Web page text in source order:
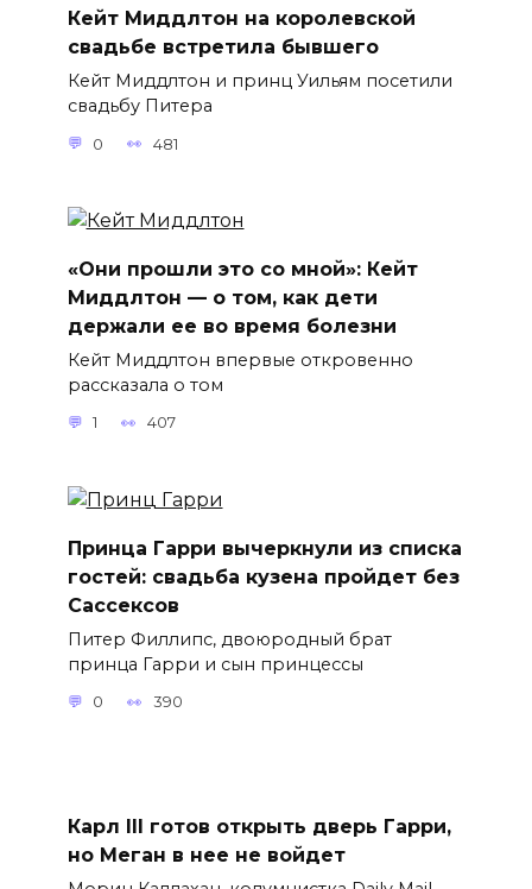
Кейт Миддлтон на королевской
свадьбе встретила бывшего
Кейт Миддлтон и принц Уильям посетили
свадьбу Питера
0 481
«Они прошли это со мной»: Кейт
Миддлтон — о том, как дети
держали ее во время болезни
Кейт Миддлтон впервые откровенно
рассказала о том
1 407
Принца Гарри вычеркнули из списка
гостей: свадьба кузена пройдет без
Сассексов
Питер Филлипс, двоюродный брат
принца Гарри и сын принцессы
0 390
Карл III готов открыть дверь Гарри,
но Меган в нее не войдет